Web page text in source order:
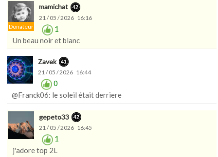
Donateur
mamichat
21 / 05 / 2026 16:16
1
Un beau noir et blanc
Zavek
21 / 05 / 2026 16:44
0
@Franck06: le soleil était derriere
gepeto33
21 / 05 / 2026 16:45
1
j'adore top 2L